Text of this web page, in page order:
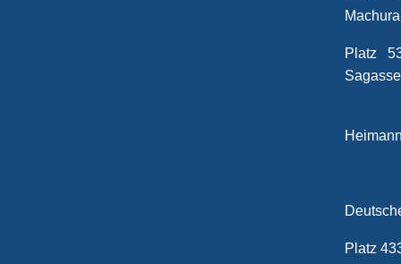
Machura
Platz
Platz